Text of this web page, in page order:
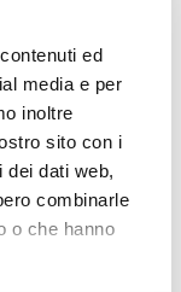
ed
media e per
inoltre
sito con i
dei dati web,
combinarle
o che hanno